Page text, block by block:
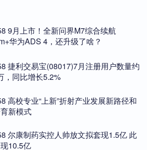
9月上市！全新问界M7综合续航
华为ADS 4，还升级了啥？
捷利交易宝(08017)7月注册用户数量约
，同比增长5.2%
高校专业“上新”折射产业发展新路径和
新模式
尔康制药实控人帅放文拟套现1.5亿 此
10.5亿